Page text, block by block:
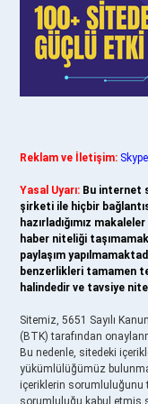
Reklam ve İletişim:
Yasal Uyarı: Bu internet
şirketi ile hiçbir
hazırladığımız
haber niteliği
paylaşım
benzerlikleri tamamen
halindedir ve tavsiye
Sitemiz, 5651 Sayılı
(BTK) tarafından
Bu nedenle, sitedeki
yükümlülüğümüz
içeriklerin sorumluluğunu
sorumluluğu kabul etmiş